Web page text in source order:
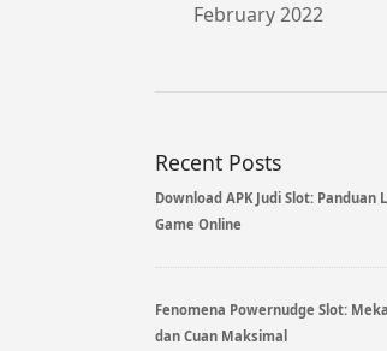
February 2022
Recent Posts
Download APK Judi Slot:
Game Online
Fenomena Powernudge Slot:
dan Cuan Maksimal